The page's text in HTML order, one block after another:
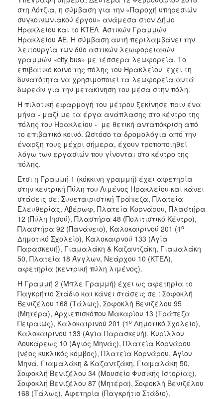
ΑΝΘΕΚΤΙΚΗ
ΠΟΛΗ
στη Λότζια, η σύμβαση για την «Παροχή υπηρεσιών
συγκοινωνιακού έργου» ανάμεσα στον Δήμο
Ηρακλείου και το ΚΤΕΛ Αστικών Γραμμών
Ηρακλείου ΑΕ. Η σύμβαση αυτή περιλαμβάνει την
λειτουργία των δύο αστικών λεωφορειακών
γραμμών «city bus» με τέσσερα λεωφορεία. Το
επιβατικό κοινό της πόλης του Ηρακλείου έχει τη
δυνατότητα να χρησιμοποιεί τα λεωφορεία αυτά
δωρεάν για την μετακίνηση του μέσα στην πόλη.
Η πιλοτική εφαρμογή του μέτρου ξεκίνησε πριν ένα
μήνα - μαζί με τα έργα ανάπλασης στο κέντρο της
πόλης του Ηρακλείου - με θετική ανταπόκριση από
το επιβατικό κοινό. Ωστόσο τα δρομολόγια από την
έναρξη τους μέχρι σήμερα, έχουν τροποποιηθεί
λόγω των εργασιών που γίνονται στο κέντρο της
πόλης.
Έτσι η Γραμμή 1 (κόκκινη γραμμή) έχει αφετηρία
στην κεντρική Πύλη του Λιμένος Ηρακλείου και κάνει
στάσεις σε: Συνεταιριστική Τράπεζα, Πλατεία
Ελευθερίας, Αβέρωφ, Πλατεία Κορνάρου, Πλαστήρα
12 (Πύλη Ιησού), Πλαστήρα 48 (Πολιτιστικό Κέντρο),
Πλαστήρα 92 (Πανάνειο), Καλοκαιρινού 201 (1 ο
Δημοτικό Σχολείο), Καλοκαιρνού 133 (Αγία
Παρασκευή), Γιαμαλάκη & Καζαντζάκη, Γιαμαλάκη
50, Πλατεία 18 Άγγλων, Νεάρχου 10 (ΚΤΕΛ),
αφετηρία (κεντρική πύλη λιμένος).
Η Γραμμή 2 (Μπλε Γραμμή) έχει ως αφετηρία το
Παγκρήτιο Στάδιο και κάνει στάσεις σε : Σοφοκλή
Βενιζέλου 168 (Τάλως), Σοφοκλή Βενιζέλου 95
(Μητέρα), Αρχιεπισκόπου Μακαρίου 13 (Τράπεζα
Πειραιώς), Καλοκαιρινού 201 (1 ο Δημοτικό Σχολείο),
Καλοκαιρινού 133 (Αγία Παρασκευή), Κυρίλλου
Λουκάρεως 10 (Άγιος Μηνάς), Πλατεία Κορνάρου
(νέος κυκλικός κόμβος), Πλατεία Κορνάρου, Αγίου
Μηνά, Γιαμαλάκη & Καζαντζάκη, Γιαμαλάκη 50,
Σοφοκλή Βενιζέλου 34 (Μουσείο Φυσικής Ιστορίας),
Σοφοκλή Βενιζέλου 87 (Μητέρα), Σοφοκλή Βενιζέλου
168 (Τάλως), Αφετηρία (Παγκρήτιο Στάδιο).